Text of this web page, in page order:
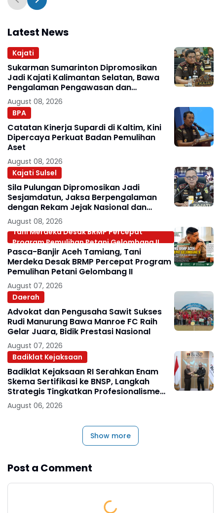
Latest News
Kajati
Sukarman Sumarinton Dipromosikan
Jadi Kajati Kalimantan Selatan, Bawa
Pengalaman Pengawasan dan
Kepemimpinan
August 08, 2026
BPA
Catatan Kinerja Supardi di Kaltim, Kini
Dipercaya Perkuat Badan Pemulihan
Aset
August 08, 2026
Kajati Sulsel
Sila Pulungan Dipromosikan Jadi
Sesjamdatun, Jaksa Berpengalaman
dengan Rekam Jejak Nasional dan
Internasional
August 08, 2026
Tani Merdeka Desak BRMP Percepat
Program Pemulihan Petani Gelombang II
Pasca-Banjir Aceh Tamiang, Tani
Merdeka Desak BRMP Percepat Program
Pemulihan Petani Gelombang II
August 07, 2026
Daerah
Advokat dan Pengusaha Sawit Sukses
Rudi Manurung Bawa Manroe FC Raih
Gelar Juara, Bidik Prestasi Nasional
August 07, 2026
Badiklat Kejaksaan
Badiklat Kejaksaan RI Serahkan Enam
Skema Sertifikasi ke BNSP, Langkah
Strategis Tingkatkan Profesionalisme
Jaksa
August 06, 2026
Show more
Post a Comment